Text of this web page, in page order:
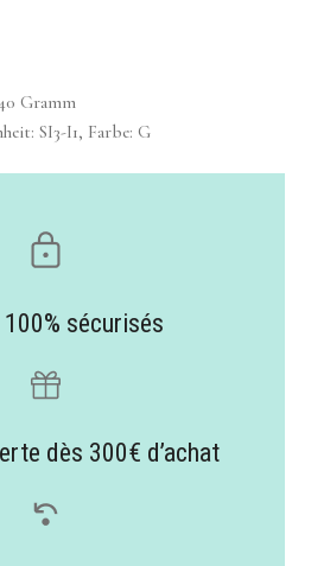
Gramm
SI3-I1, Farbe: G
sécurisés
dès 300€ d’achat